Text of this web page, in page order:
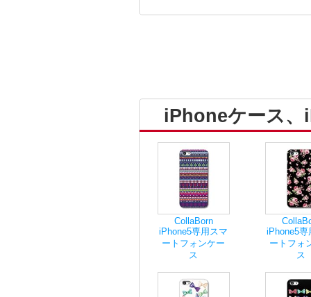
iPhoneケース、
CollaBorn
iPhone5専用スマ
ートフォンケー
ス
iPhone5専
ートフォ
ス